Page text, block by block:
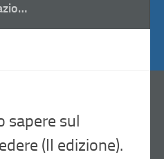
sapere sul
(II edizione).